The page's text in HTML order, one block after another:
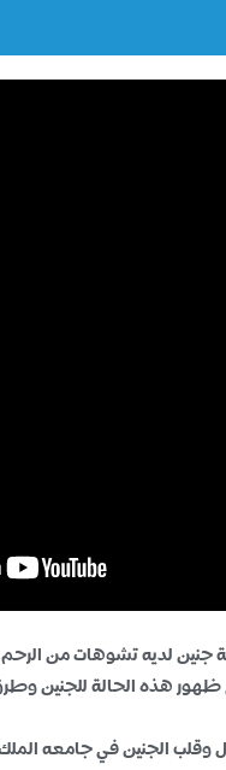
لديه تشوهات من الرحم الى
هذه الحالة للجنين
الجنين في جامعه